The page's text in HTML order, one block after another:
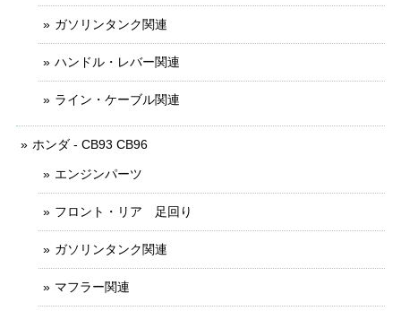
ガソリンタンク関連
ハンドル・レバー関連
ライン・ケーブル関連
ホンダ - CB93 CB96
エンジンパーツ
フロント・リア 足回り
ガソリンタンク関連
マフラー関連